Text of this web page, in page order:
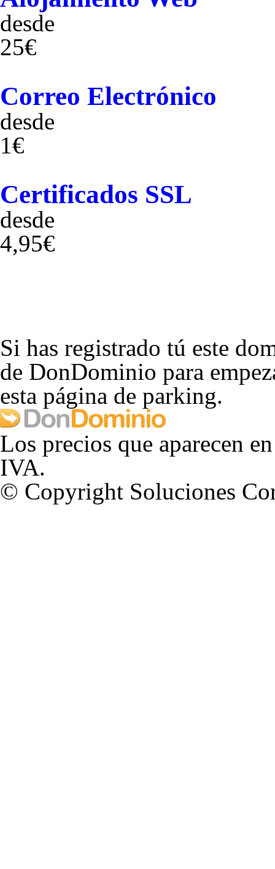
desde
25€
Correo Electrónico
desde
1€
Certificados SSL
desde
4,95€
Si has registrado tú este
de DonDominio para
esta página de parking.
Los precios que aparecen
IVA.
© Copyright Soluciones